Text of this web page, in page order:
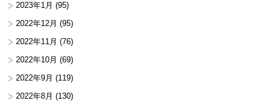
2023年1月 (95)
2022年12月 (95)
2022年11月 (76)
2022年10月 (69)
2022年9月 (119)
2022年8月 (130)